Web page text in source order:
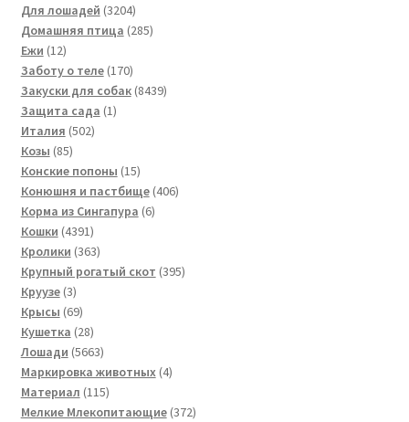
Для лошадей 32043204
товара
Домашняя птица 285285
Ежи 1212
товаров
Заботу о теле 170170
товаров
Закуски для собак 84398439
Защита сада 11
Италия 502502
Козы 8585
товаров
Конские попоны 1515
товаров
Конюшня и пастбище 406406
Корма из Сингапура 66
Кошки 43914391
товар
Кролики 363363
товара
Крупный рогатый скот 395395
Круузе 33
товара
Крысы 6969
товаров
Кушетка 2828
товаров
Лошади 56635663
товара
Маркировка животных 44
Материал 115115
товаров
Мелкие Млекопитающие 372372